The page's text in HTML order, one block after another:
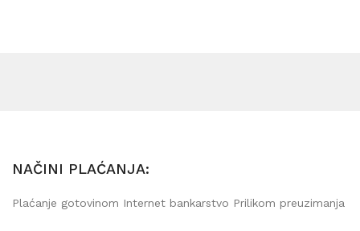
NAČINI PLAĆANJA:
Plaćanje gotovinom Internet bankarstvo Prilikom preuzimanja